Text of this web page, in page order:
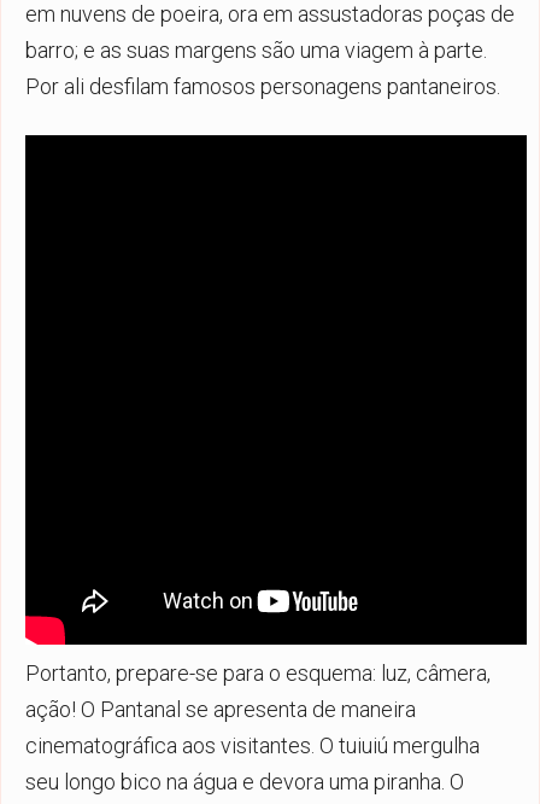
em nuvens de poeira, ora em assustadoras poças de
barro; e as suas margens são uma viagem à parte.
Por ali desfilam famosos personagens pantaneiros.
Portanto, prepare-se para o esquema: luz, câmera,
ação! O Pantanal se apresenta de maneira
cinematográfica aos visitantes. O tuiuiú mergulha
seu longo bico na água e devora uma piranha. O